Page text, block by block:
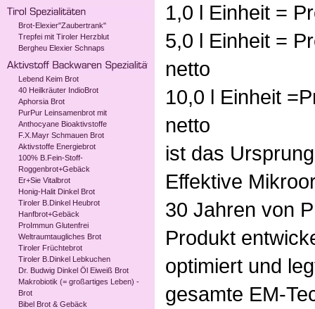
Brot-Elexier"Zaubertrank"
Trepfei mit Tiroler Herzblut
Bergheu Elexier Schnaps
Lebend Keim Brot
40 Heilkräuter IndioBrot
Aphorsia Brot
PurPur Leinsamenbrot mit
Anthocyane Bioaktivstoffe
F.X.Mayr Schmauen Brot
Aktivstoffe Energiebrot
100% B.Fein-Stoff-
Roggenbrot+Gebäck
Er+Sie Vitalbrot
Honig-Halit Dinkel Brot
Tiroler B.Dinkel Heubrot
Hanfbrot+Gebäck
ProImmun Glutenfrei
Weltraumtaugliches Brot
Tiroler Früchtebrot
Tiroler B.Dinkel Lebkuchen
Dr. Budwig Dinkel Öl Eiweiß Brot
Makrobiotik (= großartiges Leben) -
Brot
Bibel Brot & Gebäck
1,0 l Einheit =
5,0 l Einheit =
netto
10,0 l Einheit
netto
ist das
Effektive
30 Jahren von
Produkt
optimiert und
gesamte EM-